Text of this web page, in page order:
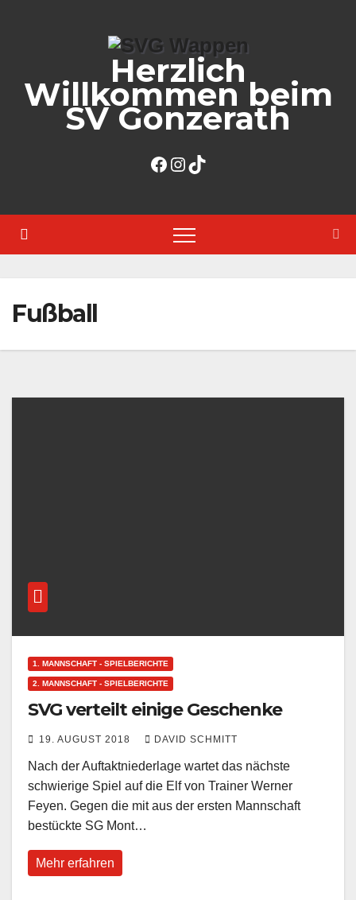
Herzlich
Willkommen beim
SV Gonzerath
Facebook
Instagram
TikTok
Fußball
1. MANNSCHAFT - SPIELBERICHTE
2. MANNSCHAFT - SPIELBERICHTE
SVG verteilt einige Geschenke
19. AUGUST 2018 DAVID SCHMITT
Nach der Auftaktniederlage wartet das nächste
schwierige Spiel auf die Elf von Trainer Werner
Feyen. Gegen die mit aus der ersten Mannschaft
bestückte SG Mont…
Mehr erfahren